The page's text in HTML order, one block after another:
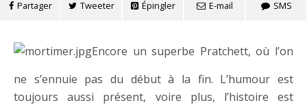
Partager Tweeter Épingler E-mail SMS
Encore un superbe Pratchett, où l’on
ne s’ennuie pas du début à la fin. L’humour est
toujours aussi présent, voire plus, l’histoire est